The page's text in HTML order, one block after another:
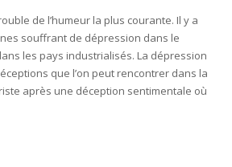
de l’humeur la plus courante. Il y a
souffrant de dépression dans le
les pays industrialisés. La dépression
que l’on peut rencontrer dans la
après une déception sentimentale où